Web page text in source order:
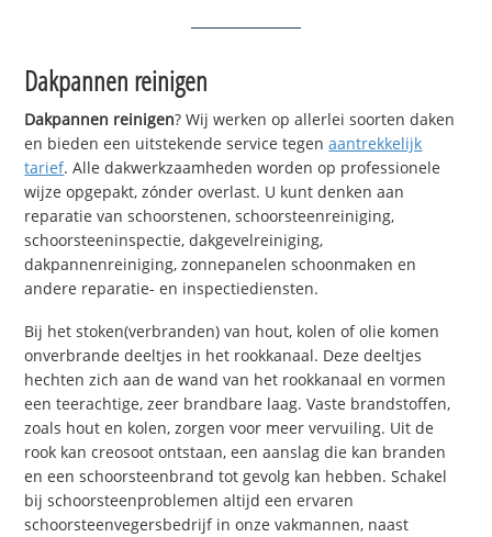
Dakpannen reinigen
Dakpannen reinigen? Wij werken op allerlei soorten daken
en bieden een uitstekende service tegenaantrekkelijk
tarief. Alle dakwerkzaamheden worden op professionele
wijze opgepakt, zónder overlast. U kunt denken aan
reparatie van schoorstenen, schoorsteenreiniging,
schoorsteeninspectie, dakgevelreiniging,
dakpannenreiniging, zonnepanelen schoonmaken en
andere reparatie- en inspectiediensten.
Bij het stoken(verbranden) van hout, kolen of olie komen
onverbrande deeltjes in het rookkanaal. Deze deeltjes
hechten zich aan de wand van het rookkanaal en vormen
een teerachtige, zeer brandbare laag. Vaste brandstoffen,
zoals hout en kolen, zorgen voor meer vervuiling. Uit de
rook kan creosoot ontstaan, een aanslag die kan branden
en een schoorsteenbrand tot gevolg kan hebben. Schakel
bij schoorsteenproblemen altijd een ervaren
schoorsteenvegersbedrijf in onze vakmannen, naast